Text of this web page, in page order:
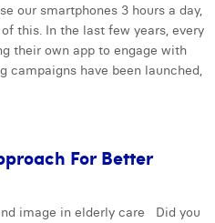
our smartphones 3 hours a day,
this. In the last few years, every
their own app to engage with
campaigns have been launched,
For Better
image in elderly care Did you